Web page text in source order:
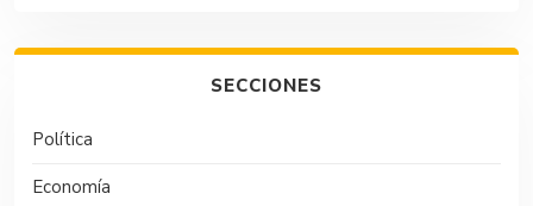
SECCIONES
Política
Economía